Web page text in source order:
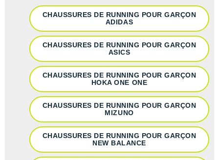
CHAUSSURES DE RUNNING POUR GARÇON
ADIDAS
CHAUSSURES DE RUNNING POUR GARÇON
ASICS
CHAUSSURES DE RUNNING POUR GARÇON
HOKA ONE ONE
CHAUSSURES DE RUNNING POUR GARÇON
MIZUNO
CHAUSSURES DE RUNNING POUR GARÇON
NEW BALANCE
PAR MARQUES
DÉSTOCKAGE
+ Voir tous lesaccessoires
NNormal
On-Running
OVERSTIMS
Patagonia